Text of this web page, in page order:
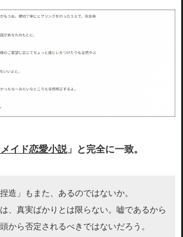
イド恋愛小説」と完全に一致。
造」もまた、あるのではないか。
、真実ばかりとは限らない。嘘であるから
から否定されるべきではないだろう。